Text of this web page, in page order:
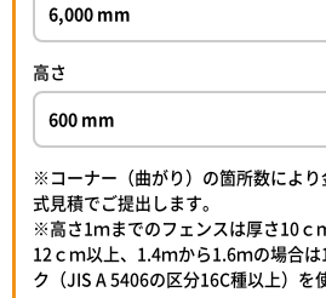
高さ
※コーナー（曲がり）の箇所数によ
式見積でご提出します。
※高さ1ｍまでのフェンスは厚さ10ｃ
12ｃｍ以上、1.4ｍから1.6ｍの場合
ク（JIS A 5406の区分16C種以上）を